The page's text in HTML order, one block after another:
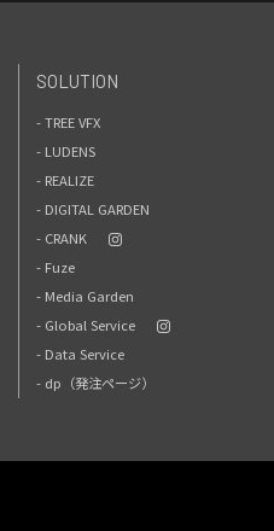
SOLUTION
- TREE VFX
- LUDENS
- REALIZE
- DIGITAL GARDEN
- CRANK
- Fuze
- Media Garden
- Global Service
- Data Service
- dp（発注ページ）